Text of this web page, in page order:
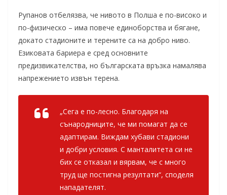
Рупанов отбелязва, че нивото в Полша е по-високо и
по-физическо – има повече единоборства и бягане,
докато стадионите и терените са на добро ниво.
Езиковата бариера е сред основните
предизвикателства, но българската връзка намалява
напрежението извън терена.
„Сега е по-лесно. Благодаря на
сънародниците, че ми помагат да се
адаптирам. Виждам хубави стадиони
и добри условия. С манталитета си не
бих се отказал и вярвам, че с много
труд ще постигна резултати“, споделя
нападателят.